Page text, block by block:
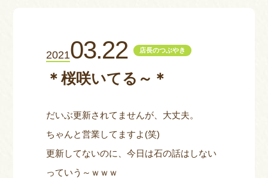
202103.22 店長のつぶやき
＊桜咲いてる～＊
だいぶ更新されてませんが、大丈夫。
ちゃんと営業してますよ(笑)
更新してないのに、今日は石の話はしない
っていう～ｗｗｗ